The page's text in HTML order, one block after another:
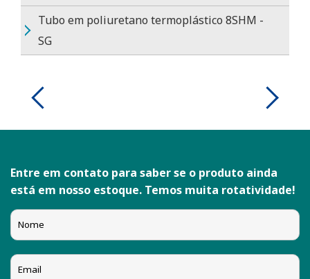
Tubo em poliuretano termoplástico 8SHM -
SG
Entre em contato para saber se o produto ainda
está em nosso estoque. Temos muita rotatividade!